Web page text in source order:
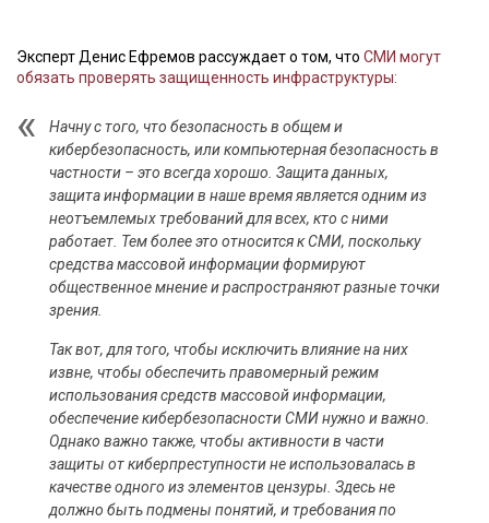
Эксперт Денис Ефремов рассуждает о том, что СМИ могут
обязать проверять защищенность инфраструктуры:
Начну с того, что безопасность в общем и
кибербезопасность, или компьютерная безопасность в
частности – это всегда хорошо. Защита данных,
защита информации в наше время является одним из
неотъемлемых требований для всех, кто с ними
работает. Тем более это относится к СМИ, поскольку
средства массовой информации формируют
общественное мнение и распространяют разные точки
зрения.
Так вот, для того, чтобы исключить влияние на них
извне, чтобы обеспечить правомерный режим
использования средств массовой информации,
обеспечение кибербезопасности СМИ нужно и важно.
Однако важно также, чтобы активности в части
защиты от киберпреступности не использовалась в
качестве одного из элементов цензуры. Здесь не
должно быть подмены понятий, и требования по